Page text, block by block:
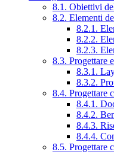
8.1. Obiettivi
8.2. Elementi
8.2.1.
8.2.2.
8.2.3.
8.3. Progettare
8.3.1.
8.3.2.
8.4. Progettare
8.4.1.
8.4.2.
8.4.3.
8.4.4.
8.5. Progettare